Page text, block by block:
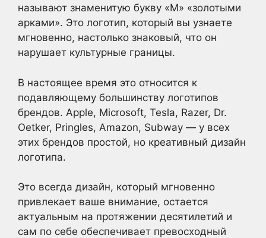
называют знаменитую букву «М» «золотыми
арками». Это логотип, который вы узнаете
мгновенно, настолько знаковый, что он
нарушает культурные границы.
В настоящее время это относится к
подавляющему большинству логотипов
брендов. Apple, Microsoft, Tesla, Razer, Dr.
Oetker, Pringles, Amazon, Subway — у всех
этих брендов простой, но креативный дизайн
логотипа.
Это всегда дизайн, который мгновенно
привлекает ваше внимание, остается
актуальным на протяжении десятилетий и
сам по себе обеспечивает превосходный